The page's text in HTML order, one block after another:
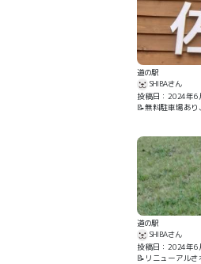
道の駅
SHIBAさん
投稿日：2024年6
📝無料駐車場あ
道の駅
SHIBAさん
投稿日：2024年6
📝リニューアル